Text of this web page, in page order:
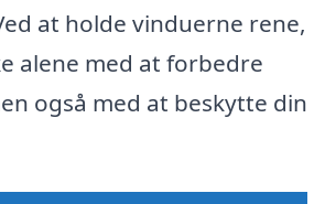
at holde vinduerne rene,
alene med at forbedre
også med at beskytte din